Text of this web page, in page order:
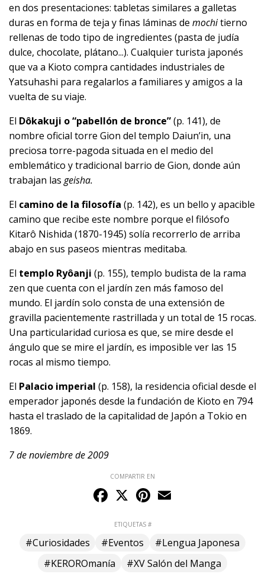
en dos presentaciones: tabletas similares a galletas
duras en forma de teja y finas láminas de mochitierno
rellenas de todo tipo de ingredientes (pasta de judía
dulce, chocolate, plátano...). Cualquier turista japonés
que va a Kioto compra cantidades industriales de
Yatsuhashi para regalarlos a familiares y amigos a la
vuelta de su viaje.
El Dôkakuji o “pabellón de bronce”(p. 141), de
nombre oficial torre Gion del templo Daiun’in, una
preciosa torre-pagoda situada en el medio del
emblemático y tradicional barrio de Gion, donde aún
trabajan las geisha.
El camino de la filosofía (p. 142), es un bello y apacible
camino que recibe este nombre porque el filósofo
Kitarô Nishida (1870-1945) solía recorrerlo de arriba
abajo en sus paseos mientras meditaba.
El templo Ryôanji (p. 155), templo budista de la rama
zen que cuenta con el jardín zen más famoso del
mundo. El jardín solo consta de una extensión de
gravilla pacientemente rastrillada y un total de 15 rocas.
Una particularidad curiosa es que, se mire desde el
ángulo que se mire el jardín, es imposible ver las 15
rocas al mismo tiempo.
El Palacio imperial (p. 158), la residencia oficial desde el
emperador japonés desde la fundación de Kioto en 794
hasta el traslado de la capitalidad de Japón a Tokio en
1869.
7 de noviembre de 2009
COMPARTIR EN
Facebook
X Pinterest
ETIQUETAS #
#Curiosidades #Eventos
#Lengua Japonesa
#KEROROmanía
#XV Salón del Manga